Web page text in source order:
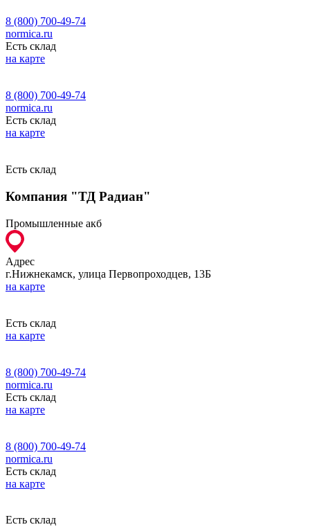
8 (800) 700-49-74
normica.ru
Есть склад
на карте
8 (800) 700-49-74
normica.ru
Есть склад
на карте
Есть склад
Компания "ТД Радиан"
Промышленные акб
Адрес
г.Нижнекамск, улица Первопроходцев, 13Б
на карте
Есть склад
на карте
8 (800) 700-49-74
normica.ru
Есть склад
на карте
8 (800) 700-49-74
normica.ru
Есть склад
на карте
Есть склад